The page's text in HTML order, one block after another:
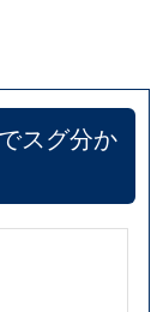
スグ分か